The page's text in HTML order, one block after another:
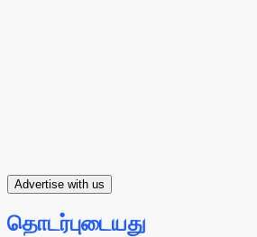
Advertise with us
தொடர்புடையது